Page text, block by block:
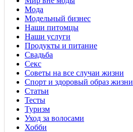
Мода
Модельный бизнес
Наши питомцы
Наши услуги
Продукты и питание
Свадьба
Секс
Советы на все случаи жизни
Спорт и здоровый образ жизни
Статьи
Тесты
Туризм
Уход за волосами
Хобби